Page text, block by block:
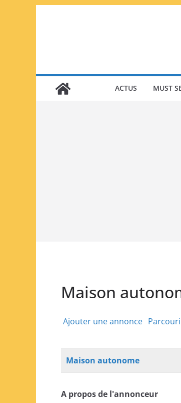
ACTUS MUST
Maison
Ajouter une annonce
Maison autonome
A propos de l'annonceur